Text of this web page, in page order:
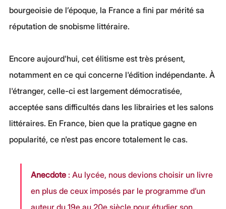
bourgeoisie de l’époque, la France a fini par mérité sa
réputation de snobisme littéraire.
Encore aujourd'hui, cet élitisme est très présent,
notamment en ce qui concerne l'édition indépendante. À
l'étranger, celle-ci est largement démocratisée,
acceptée sans difficultés dans les librairies et les salons
littéraires. En France, bien que la pratique gagne en
popularité, ce n'est pas encore totalement le cas.
Anecdote : Au lycée, nous devions choisir un livre
en plus de ceux imposés par le programme d’un
auteur du 19e au 20e siècle pour étudier son